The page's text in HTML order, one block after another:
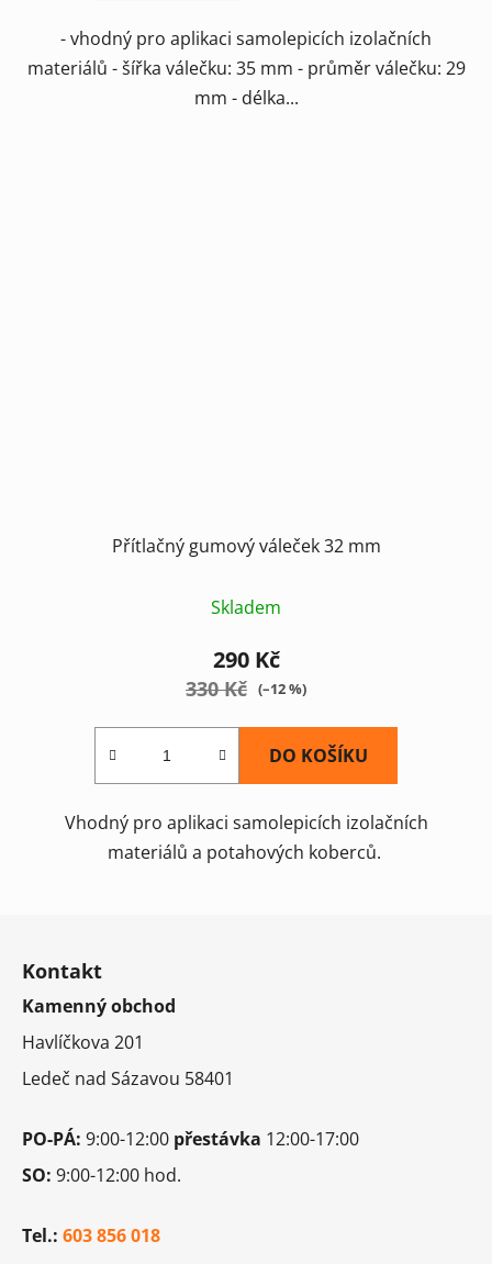
- vhodný pro aplikaci samolepicích izolačních
materiálů - šířka válečku: 35 mm - průměr válečku: 29
mm - délka...
Přítlačný gumový váleček 32 mm
Skladem
290 Kč
330 Kč (–12 %)
DO KOŠÍKU
Vhodný pro aplikaci samolepicích izolačních
materiálů a potahových koberců.
Kontakt
Kamenný obchod
Havlíčkova 201
Ledeč nad Sázavou 58401
PO-PÁ: 9:00-12:00 přestávka 12:00-17:00
SO: 9:00-12:00 hod.
Tel.: 603 856 018